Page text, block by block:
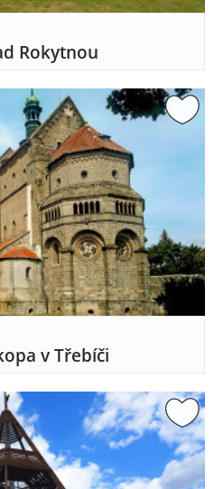
Rokytnou
v Třebíči